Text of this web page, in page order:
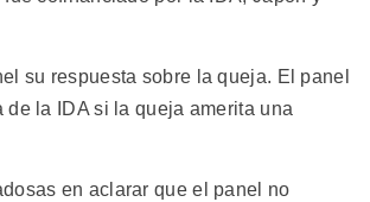
su respuesta sobre la queja. El panel
la IDA si la queja amerita una
en aclarar que el panel no